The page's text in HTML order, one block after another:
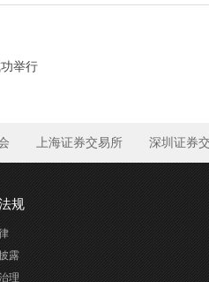
举行
上海证券交易所 深圳证券
规
露
理